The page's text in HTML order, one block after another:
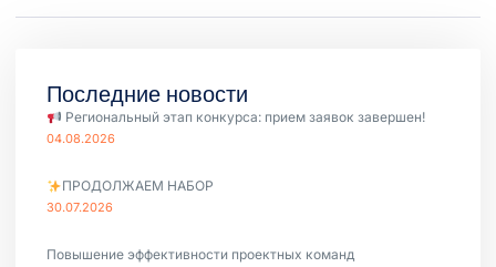
Последние новости
Региональный этап конкурса: прием заявок завершен!
04.08.2026
ПРОДОЛЖАЕМ НАБОР
30.07.2026
Повышение эффективности проектных команд